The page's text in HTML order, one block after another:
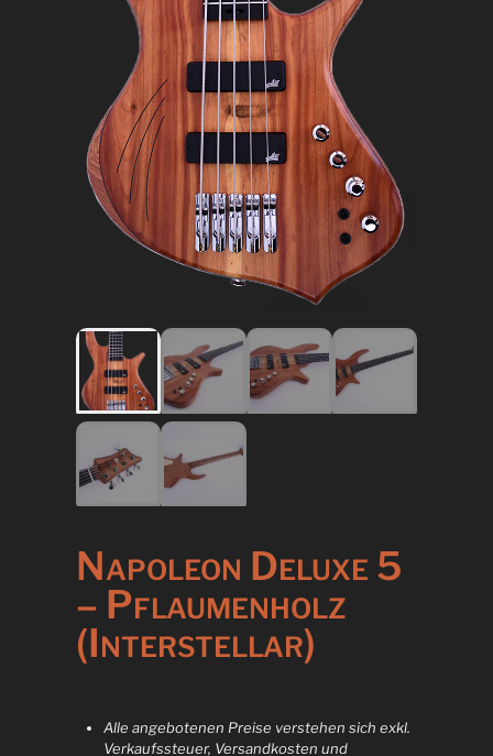
Napoleon Deluxe 5
– Pflaumenholz
(Interstellar)
Alle angebotenen Preise verstehen sich exkl.
Verkaufssteuer, Versandkosten und